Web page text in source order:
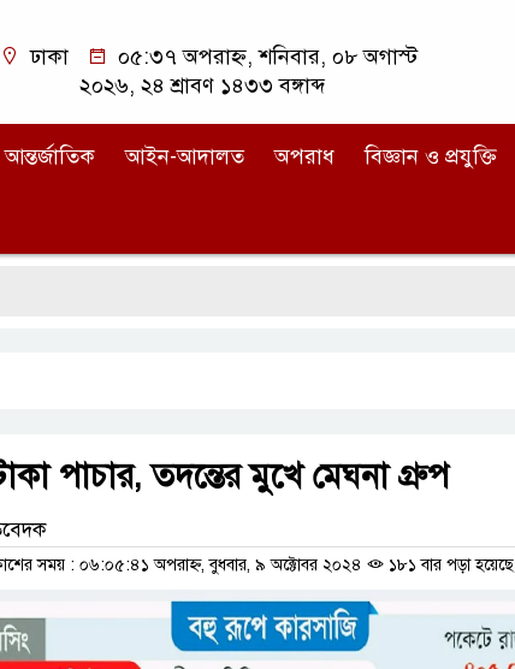
ঢাকা
০৫:৩৭ অপরাহ্ন, শনিবার, ০৮ অগাস্ট
২০২৬, ২৪ শ্রাবণ ১৪৩৩ বঙ্গাব্দ
আন্তর্জাতিক আইন-আদালত অপরাধ বিজ্ঞান ও প্রযুক্তি
পাচার, তদন্তের মুখে মেঘনা গ্রুপ
সময় : ০৬:০৫:৪১ অপরাহ্ন, বুধবার, ৯ অক্টোবর ২০২৪ ১৮১ বার পড়া হয়েছে